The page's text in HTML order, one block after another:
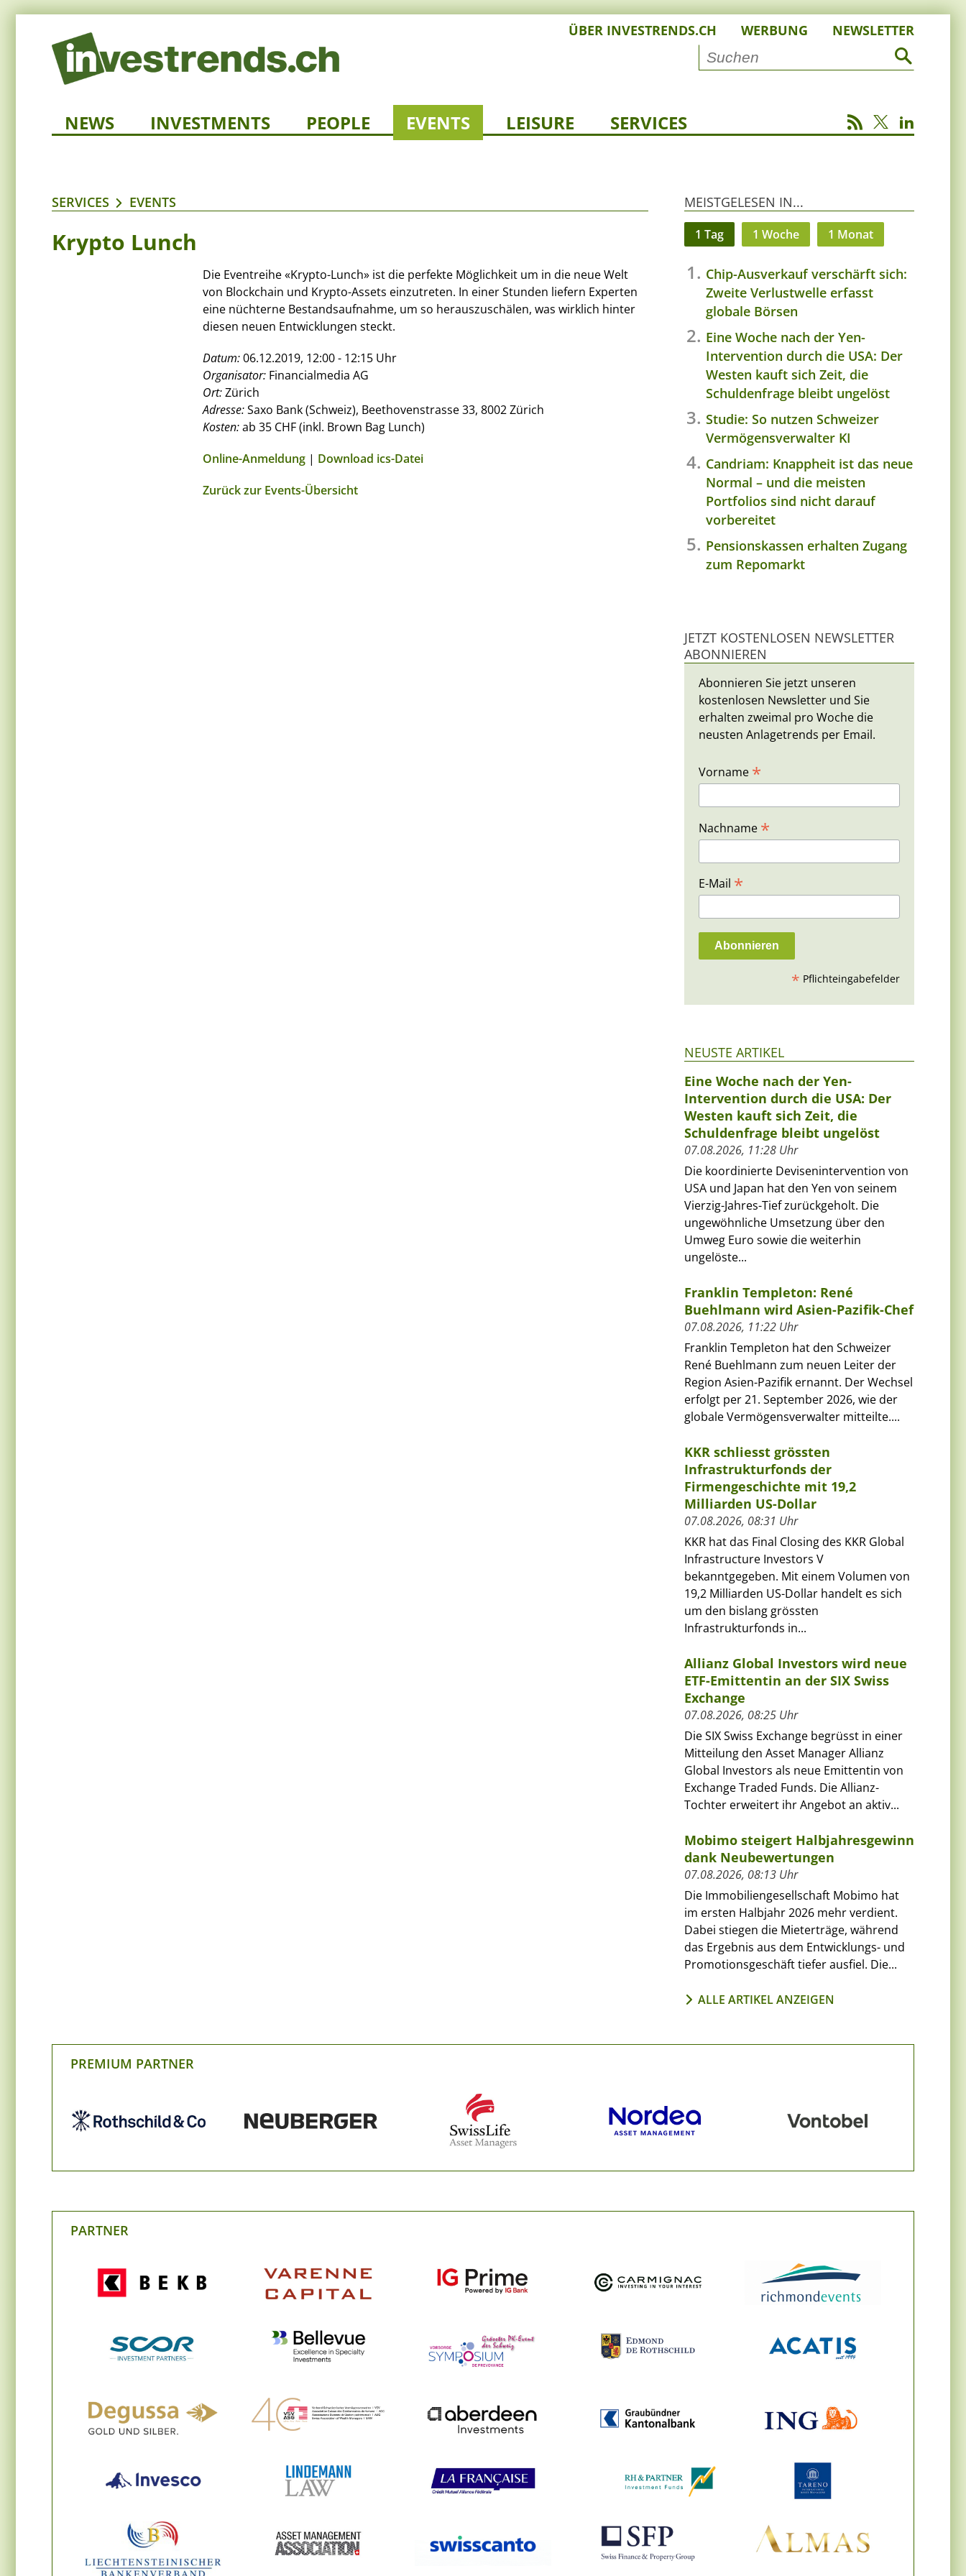
ÜBER INVESTRENDS.CH WERBUNG NEWSLETTER
NEWS INVESTMENTS PEOPLE EVENTS LEISURE SERVICES
SERVICES EVENTS
Krypto Lunch
Die Eventreihe «Krypto-Lunch» ist die perfekte Möglichkeit um in die neue Welt
von Blockchain und Krypto-Assets einzutreten. In einer Stunden liefern Experten
eine nüchterne Bestandsaufnahme, um so herauszuschälen, was wirklich hinter
diesen neuen Entwicklungen steckt.
Datum:06.12.2019, 12:00 - 12:15 Uhr
Organisator: Financialmedia AG
Ort:Zürich
Adresse:Saxo Bank (Schweiz), Beethovenstrasse 33, 8002 Zürich
Kosten:ab 35 CHF (inkl. Brown Bag Lunch)
Online-Anmeldung | Download ics-Datei
Zurück zur Events-Übersicht
MEISTGELESEN IN...
1 Tag 1 Woche 1 Monat
Chip-Ausverkauf verschärft sich:
Zweite Verlustwelle erfasst
globale Börsen
Eine Woche nach der Yen-
Intervention durch die USA: Der
Westen kauft sich Zeit, die
Schuldenfrage bleibt ungelöst
Studie: So nutzen Schweizer
Vermögensverwalter KI
Candriam: Knappheit ist das neue
Normal – und die meisten
Portfolios sind nicht darauf
vorbereitet
Pensionskassen erhalten Zugang
zum Repomarkt
JETZT KOSTENLOSEN NEWSLETTER
ABONNIEREN
Abonnieren Sie jetzt unseren
kostenlosen Newsletter und Sie
erhalten zweimal pro Woche die
neusten Anlagetrends per Email.
Vorname *
Nachname *
E-Mail *
* Pflichteingabefelder
NEUSTE ARTIKEL
Eine Woche nach der Yen-
Intervention durch die USA: Der
Westen kauft sich Zeit, die
Schuldenfrage bleibt ungelöst
07.08.2026, 11:28 Uhr
Die koordinierte Devisenintervention von
USA und Japan hat den Yen von seinem
Vierzig-Jahres-Tief zurückgeholt. Die
ungewöhnliche Umsetzung über den
Umweg Euro sowie die weiterhin
ungelöste...
Franklin Templeton: René
Buehlmann wird Asien-Pazifik-Chef
07.08.2026, 11:22 Uhr
Franklin Templeton hat den Schweizer
René Buehlmann zum neuen Leiter der
Region Asien-Pazifik ernannt. Der Wechsel
erfolgt per 21. September 2026, wie der
globale Vermögensverwalter mitteilte....
KKR schliesst grössten
Infrastrukturfonds der
Firmengeschichte mit 19,2
Milliarden US-Dollar
07.08.2026, 08:31 Uhr
KKR hat das Final Closing des KKR Global
Infrastructure Investors V
bekanntgegeben. Mit einem Volumen von
19,2 Milliarden US-Dollar handelt es sich
um den bislang grössten
Infrastrukturfonds in...
Allianz Global Investors wird neue
ETF-Emittentin an der SIX Swiss
Exchange
07.08.2026, 08:25 Uhr
Die SIX Swiss Exchange begrüsst in einer
Mitteilung den Asset Manager Allianz
Global Investors als neue Emittentin von
Exchange Traded Funds. Die Allianz-
Tochter erweitert ihr Angebot an aktiv...
Mobimo steigert Halbjahresgewinn
dank Neubewertungen
07.08.2026, 08:13 Uhr
Die Immobiliengesellschaft Mobimo hat
im ersten Halbjahr 2026 mehr verdient.
Dabei stiegen die Mieterträge, während
das Ergebnis aus dem Entwicklungs- und
Promotionsgeschäft tiefer ausfiel. Die...
ALLE ARTIKEL ANZEIGEN
PREMIUM PARTNER
PARTNER